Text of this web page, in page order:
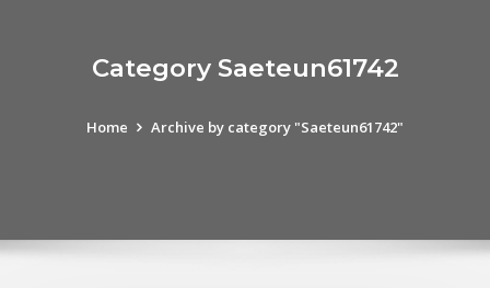
Category Saeteun61742
Home Archive by category "Saeteun61742"